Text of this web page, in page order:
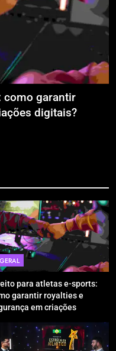
como garantir
digitais?
GERAL
para atletas e-sports:
garantir royalties e
em criações